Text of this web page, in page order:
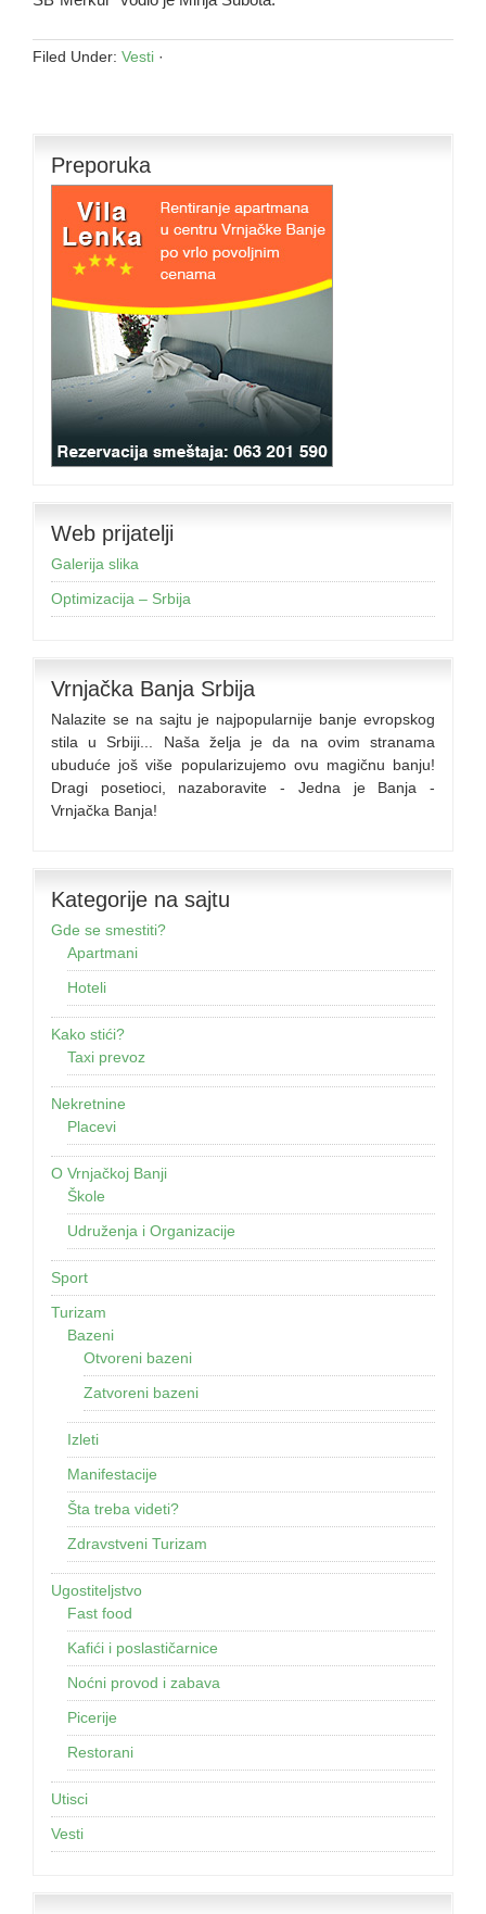
Filed Under: Vesti ·
Preporuka
Web prijatelji
Galerija slika
Optimizacija – Srbija
Vrnjačka Banja Srbija
Nalazite se na sajtu je najpopularnije banje evropskog
stila u Srbiji... Naša želja je da na ovim stranama
ubuduće još više popularizujemo ovu magičnu banju!
Dragi posetioci, nazaboravite - Jedna je Banja -
Vrnjačka Banja!
Kategorije na sajtu
Gde se smestiti?
Apartmani
Hoteli
Kako stići?
Taxi prevoz
Nekretnine
Placevi
O Vrnjačkoj Banji
Škole
Udruženja i Organizacije
Sport
Turizam
Bazeni
Otvoreni bazeni
Zatvoreni bazeni
Izleti
Manifestacije
Šta treba videti?
Zdravstveni Turizam
Ugostiteljstvo
Fast food
Kafići i poslastičarnice
Noćni provod i zabava
Picerije
Restorani
Utisci
Vesti